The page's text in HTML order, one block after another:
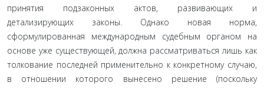
принятия подзаконных актов, развивающих и
детализирующих законы. Однако новая норма,
сформулированная международным су­дебным органом на
основе уже существующей, должна рас­сматриваться лишь как
толкование последней применительно к конкретному случаю,
в отношении которого вынесено реше­ние (поскольку